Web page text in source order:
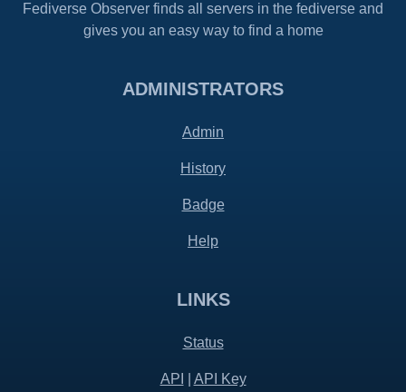
Fediverse Observer finds all servers in the fediverse and
gives you an easy way to find a home
ADMINISTRATORS
Admin
History
Badge
Help
LINKS
Status
API API Key